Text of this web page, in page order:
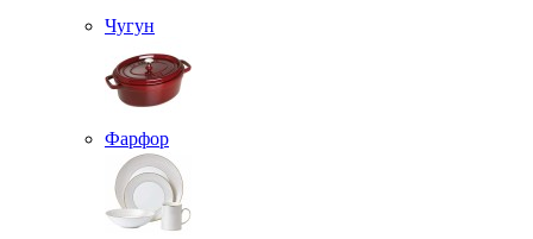
Чугун
Фарфор